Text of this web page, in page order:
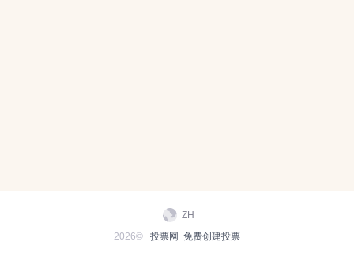
2026© 投票网 免费创建投票
ZH